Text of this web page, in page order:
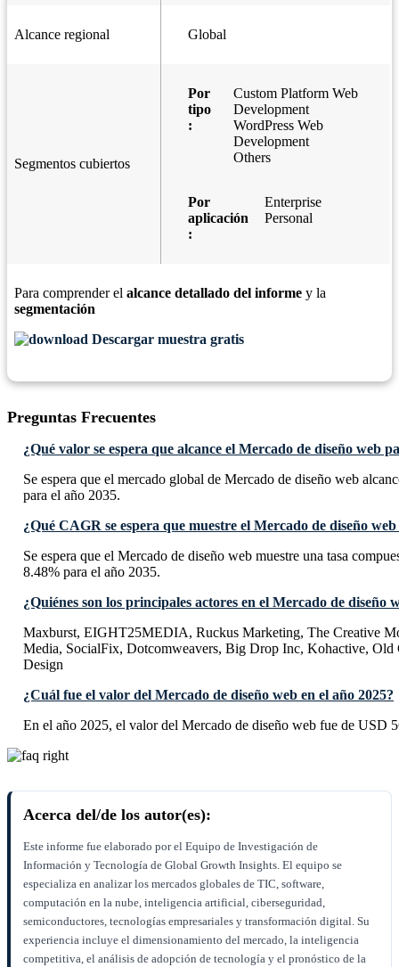
Alcance regional Global
Segmentos cubiertos
Por
tipo
:
Custom Platform Web
Development
WordPress Web
Development
Others
Por
aplicación
:
Enterprise
Personal
Para comprender el alcance detallado del informe y la
segmentación
Descargar muestra gratis
Preguntas Frecuentes
¿Qué valor se espera que alcance el Mercado de diseño web
Se espera que el mercado global de Mercado de diseño web
para el año 2035.
¿Qué CAGR se espera que muestre el Mercado de diseño
Se espera que el Mercado de diseño web muestre una tasa
8.48% para el año 2035.
¿Quiénes son los principales actores en el Mercado de diseño
Maxburst, EIGHT25MEDIA, Ruckus Marketing, The Creative
Media, SocialFix, Dotcomweavers, Big Drop Inc, Kohactive, Old
Design
¿Cuál fue el valor del Mercado de diseño web en el año 2025?
En el año 2025, el valor del Mercado de diseño web fue de USD
Acerca del/de los autor(es):
Este informe fue elaborado por el Equipo de Investigación de
Información y Tecnología de Global Growth Insights. El equipo se
especializa en analizar los mercados globales de TIC, software,
computación en la nube, inteligencia artificial, ciberseguridad,
semiconductores, tecnologías empresariales y transformación digital. Su
experiencia incluye el dimensionamiento del mercado, la inteligencia
competitiva, el análisis de adopción de tecnología y el pronóstico de la